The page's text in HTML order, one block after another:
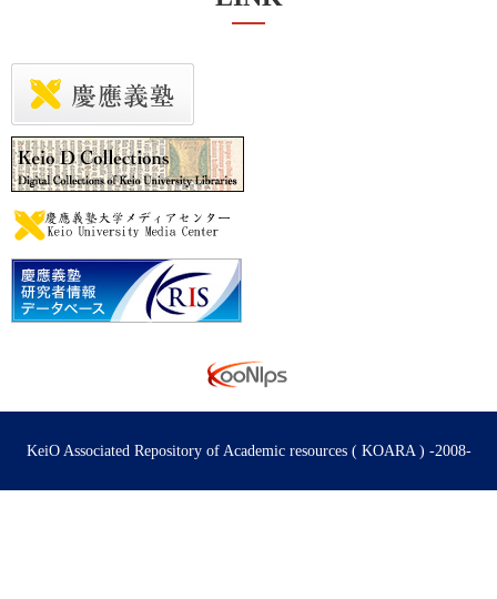
KeiO Associated Repository of Academic resources ( KOARA ) -2008-